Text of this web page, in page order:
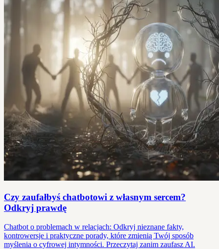
Czy zaufałbyś chatbotowi z własnym sercem?
Odkryj prawdę
Chatbot o problemach w relacjach: Odkryj nieznane fakty,
kontrowersje i praktyczne porady, które zmienią Twój sposób
myślenia o cyfrowej intymności. Przeczytaj zanim zaufasz AI.